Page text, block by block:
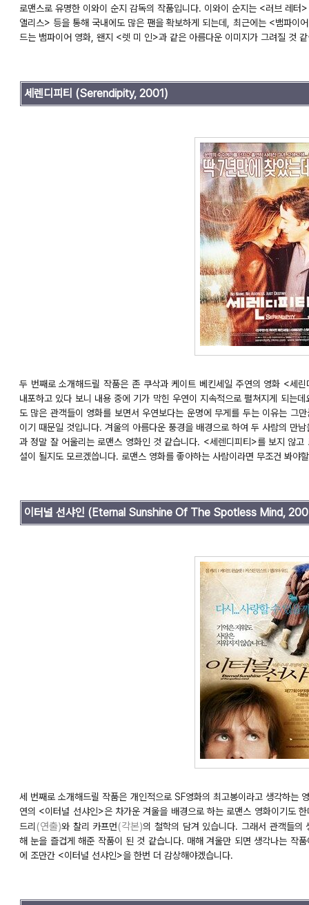
로맨스로 유명한 이와이 순지 감독의 작품입니다. 이와이 순지는 <러브 레
앨리스> 등을 통해 국내에도 많은 팬을 확보하게 되는데, 최근에는 <뱀파이
드는 뱀파이어 영화, 왠지 <렛 미 인>과 같은 아름다운 이미지가 그려질 것
세렌디피티 (Serendipity, 2001)
두 번째로 소개해드릴 작품은 존 쿠삭과 케이트 베킨세일 주연의 영화 <세
내포하고 있다 보니 내용 중에 기가 막힌 우연이 지속적으로 펼쳐지게 되는
도 많은 관객들이 영화를 보면서 우연보다는 운명에 무게를 두는 이유는 그
이기 때문일 것입니다. 겨울의 아름다운 풍경을 배경으로 하여 두 사람의 만
과 정말 잘 어울리는 로맨스 영화인 것 같습니다. <세렌디피티>를 보지 않
설이 될지도 모르겠씁니다. 로맨스 영화를 좋아하는 사람이라면 무조건 봐야
이터널 선샤인 (Eternal Sunshine Of The Spotless Mind,
세 번째로 소개해드릴 작품은 개인적으로 SF영화의 최고봉이라고 생각하는
연의 <이터널 선샤인>은 차가운 겨울을 배경으로 하는 로맨스 영화이기도
드리 (연출)와 찰리 카프먼(각본)의 철학의 담겨 있습니다. 그래서 관객들의
해 눈을 즐겁게 해준 작품이 된 것 같습니다. 매해 겨울만 되면 생각나는 작
에 조만간 <이터널 선샤인>을 한번 더 감상해야겠습니다.